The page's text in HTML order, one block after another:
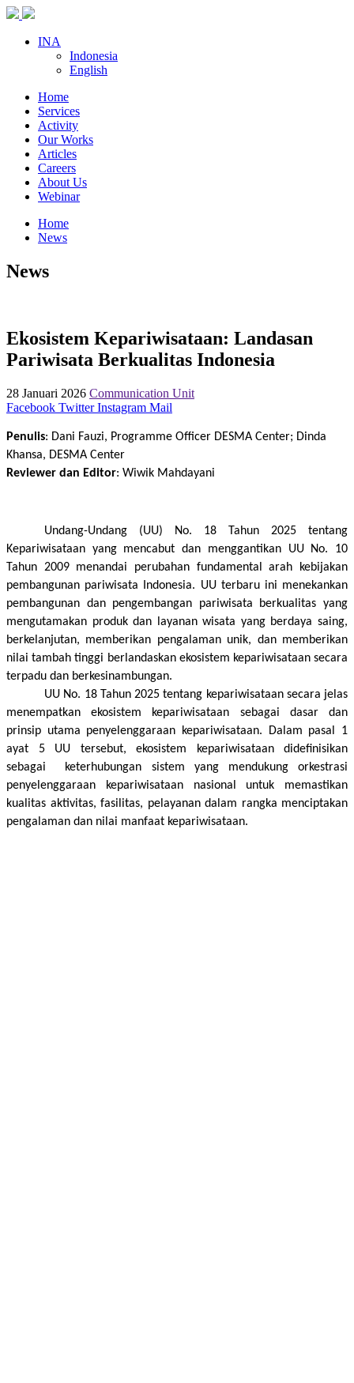
INA
Indonesia
English
Home
Services
Activity
Our Works
Articles
Careers
About Us
Webinar
Home
News
News
Ekosistem Kepariwisataan: Landasan
Pariwisata Berkualitas Indonesia
28 Januari 2026 Communication Unit
Facebook Twitter Instagram Mail
Penulis: Dani Fauzi, Programme Officer DESMA Center; Dinda
Khansa, DESMA Center
Reviewer dan Editor: Wiwik Mahdayani
Undang-Undang (UU) No. 18 Tahun 2025 tentang
Kepariwisataan yang mencabut dan menggantikan UU No. 10
Tahun 2009 menandai perubahan fundamental arah kebijakan
pembangunan pariwisata Indonesia. UU terbaru ini menekankan
pembangunan dan pengembangan pariwisata berkualitas yang
mengutamakan produk dan layanan wisata yang berdaya saing,
berkelanjutan, memberikan pengalaman unik, dan memberikan
nilai tambah tinggi berlandaskan ekosistem kepariwisataan secara
terpadu dan berkesinambungan.
UU No. 18 Tahun 2025 tentang kepariwisataan secara jelas
menempatkan ekosistem kepariwisataan sebagai dasar dan
prinsip utama penyelenggaraan kepariwisataan. Dalam pasal 1
ayat 5 UU tersebut, ekosistem kepariwisataan didefinisikan
sebagai  keterhubungan sistem yang mendukung orkestrasi
penyelenggaraan kepariwisataan nasional untuk memastikan
kualitas aktivitas, fasilitas, pelayanan dalam rangka menciptakan
pengalaman dan nilai manfaat kepariwisataan.